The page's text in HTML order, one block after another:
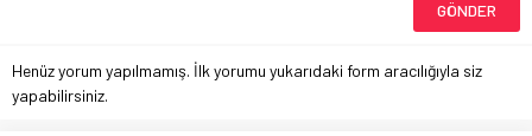
Henüz yorum yapılmamış. İlk yorumu yukarıdaki form aracılığıyla siz
yapabilirsiniz.